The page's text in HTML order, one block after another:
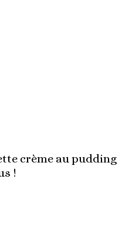
crème au pudding
!